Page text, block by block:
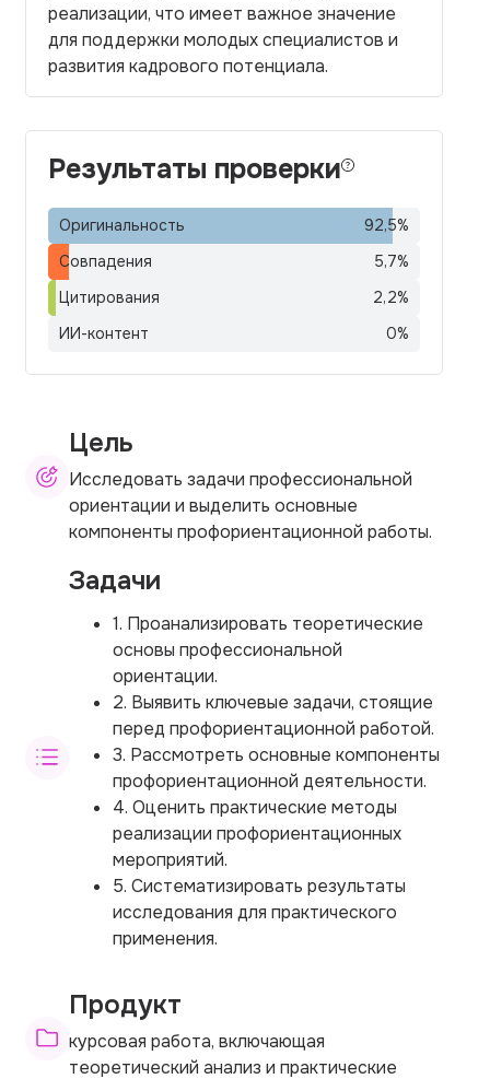
реализации, что имеет важное значение
для поддержки молодых специалистов и
развития кадрового потенциала.
Результаты проверки
Оригинальность 92,5%
Совпадения
5,7%
Цитирования
2,2%
ИИ-контент
0%
Цель
Исследовать задачи профессиональной
ориентации и выделить основные
компоненты профориентационной работы.
Задачи
1. Проанализировать теоретические
основы профессиональной
ориентации.
2. Выявить ключевые задачи, стоящие
перед профориентационной работой.
3. Рассмотреть основные компоненты
профориентационной деятельности.
4. Оценить практические методы
реализации профориентационных
мероприятий.
5. Систематизировать результаты
исследования для практического
применения.
Продукт
курсовая работа, включающая
теоретический анализ и практические